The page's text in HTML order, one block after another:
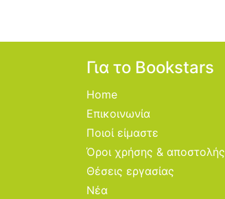
Για το Bookstars
Home
Επικοινωνία
Ποιοί είμαστε
Όροι χρήσης & αποστολής
Θέσεις εργασίας
Νέα